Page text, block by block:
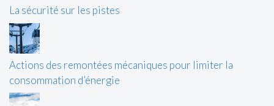
La sécurité sur les pistes
Actions des remontées mécaniques pour limiter la
consommation d’énergie